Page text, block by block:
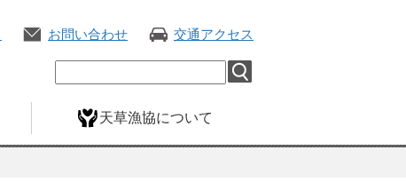
お問い合わせ 交通アクセス
天草漁協について